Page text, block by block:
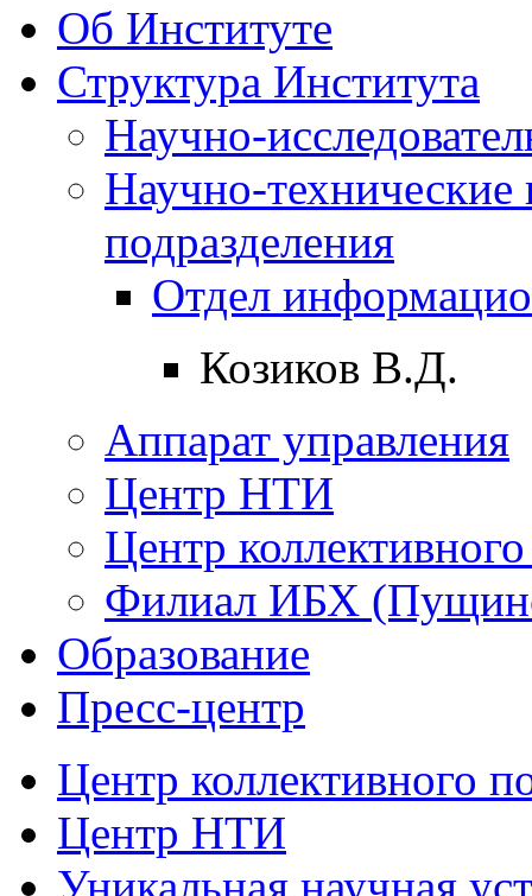
Об Институте
Структура Института
Научно-
Научно-технические
подразделения
Отдел
Козиков В.Д.
Аппарат управления
Центр НТИ
Центр
Филиал ИБХ
Образование
Пресс-центр
Центр коллективного
Центр НТИ
Уникальная научная